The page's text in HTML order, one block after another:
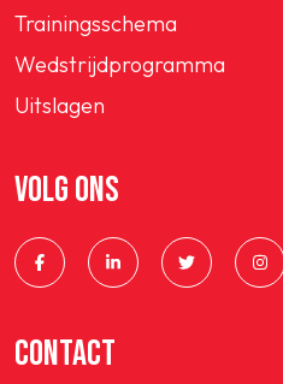
Trainingsschema
Wedstrijdprogramma
Uitslagen
VOLG ONS
CONTACT